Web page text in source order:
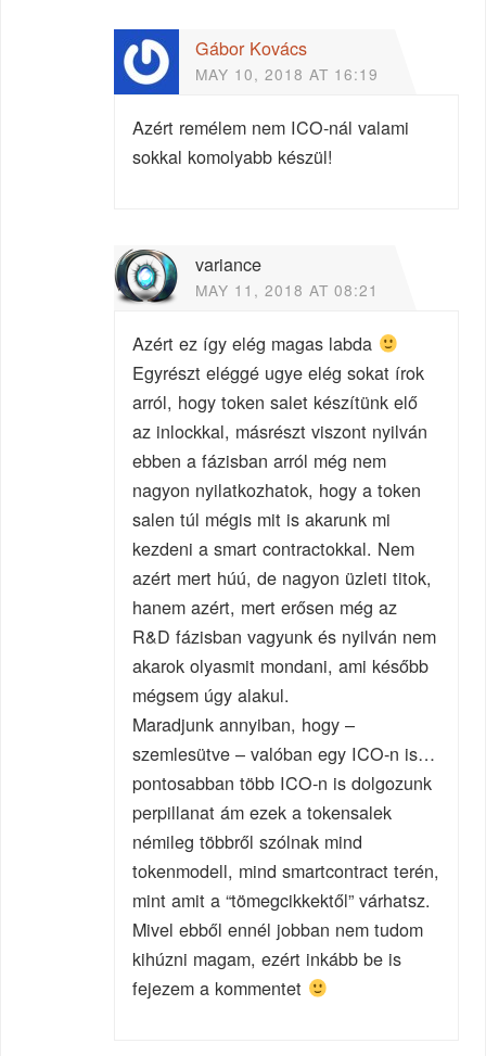
Gábor Kovács
MAY 10, 2018 AT 16:19
Azért remélem nem ICO-nál valami
sokkal komolyabb készül!
variance
MAY 11, 2018 AT 08:21
Azért ez így elég magas labda
Egyrészt eléggé ugye elég sokat írok
arról, hogy token salet készítünk elő
az inlockkal, másrészt viszont nyilván
ebben a fázisban arról még nem
nagyon nyilatkozhatok, hogy a token
salen túl mégis mit is akarunk mi
kezdeni a smart contractokkal. Nem
azért mert húú, de nagyon üzleti titok,
hanem azért, mert erősen még az
R&D fázisban vagyunk és nyilván nem
akarok olyasmit mondani, ami később
mégsem úgy alakul.
Maradjunk annyiban, hogy –
szemlesütve – valóban egy ICO-n is…
pontosabban több ICO-n is dolgozunk
perpillanat ám ezek a tokensalek
némileg többről szólnak mind
tokenmodell, mind smartcontract terén,
mint amit a “tömegcikkektől” várhatsz.
Mivel ebből ennél jobban nem tudom
kihúzni magam, ezért inkább be is
fejezem a kommentet